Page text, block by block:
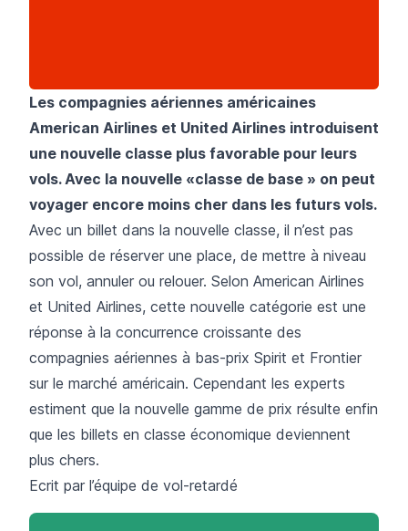
Les compagnies aériennes américaines
American Airlines et United Airlines introduisent
une nouvelle classe plus favorable pour leurs
vols. Avec la nouvelle «classe de base » on peut
voyager encore moins cher dans les futurs vols.
Avec un billet dans la nouvelle classe, il n’est pas
possible de réserver une place, de mettre à niveau
son vol, annuler ou relouer. Selon American Airlines
et United Airlines, cette nouvelle catégorie est une
réponse à la concurrence croissante des
compagnies aériennes à bas-prix Spirit et Frontier
sur le marché américain. Cependant les experts
estiment que la nouvelle gamme de prix résulte enfin
que les billets en classe économique deviennent
plus chers.
Ecrit par l’équipe de vol-retardé